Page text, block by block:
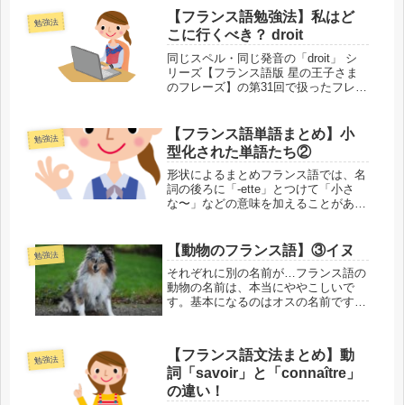
になることがあります。そして同じ動
物の子どもにも、さらに別の名前が存
在しま...
勉強法
【フランス語勉強法】私はど
こに行くべき？ droit
同じスペル・同じ発音の「droit」 シ
リーズ【フランス語版 星の王子さま
のフレーズ】の第31回で扱ったフレー
という意味だとご紹介したのですが、
実は「droit」には同...
勉強法
【フランス語単語まとめ】小
型化された単語たち②
形状によるまとめフランス語では、名
詞の後ろに「-ette」とつけて「小さ
な〜」などの意味を加えることがあり
たなモノの名前になったり、種類を表
すようになったりしています。語源...
勉強法 【動物のフランス語】③イヌ
それぞれに別の名前が…フランス語の
動物の名前は、本当にややこしいで
す。基本になるのはオスの名前です
になることがあります。そして同じ動
物の子どもにも、さらに別の名前が存
在しま...
勉強法
【フランス語文法まとめ】動
詞「savoir」と「connaître」
の違い！